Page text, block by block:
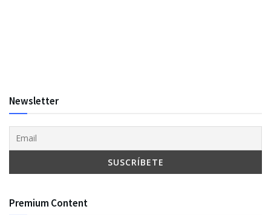
Newsletter
Premium Content